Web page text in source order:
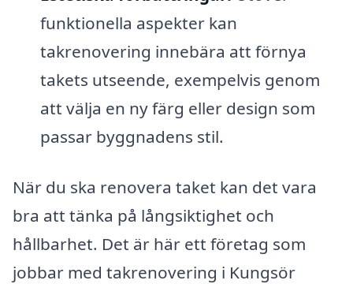
funktionella aspekter kan
takrenovering innebära att förnya
takets utseende, exempelvis genom
att välja en ny färg eller design som
passar byggnadens stil.
När du ska renovera taket kan det vara
bra att tänka på långsiktighet och
hållbarhet. Det är här ett företag som
jobbar med takrenovering i Kungsör